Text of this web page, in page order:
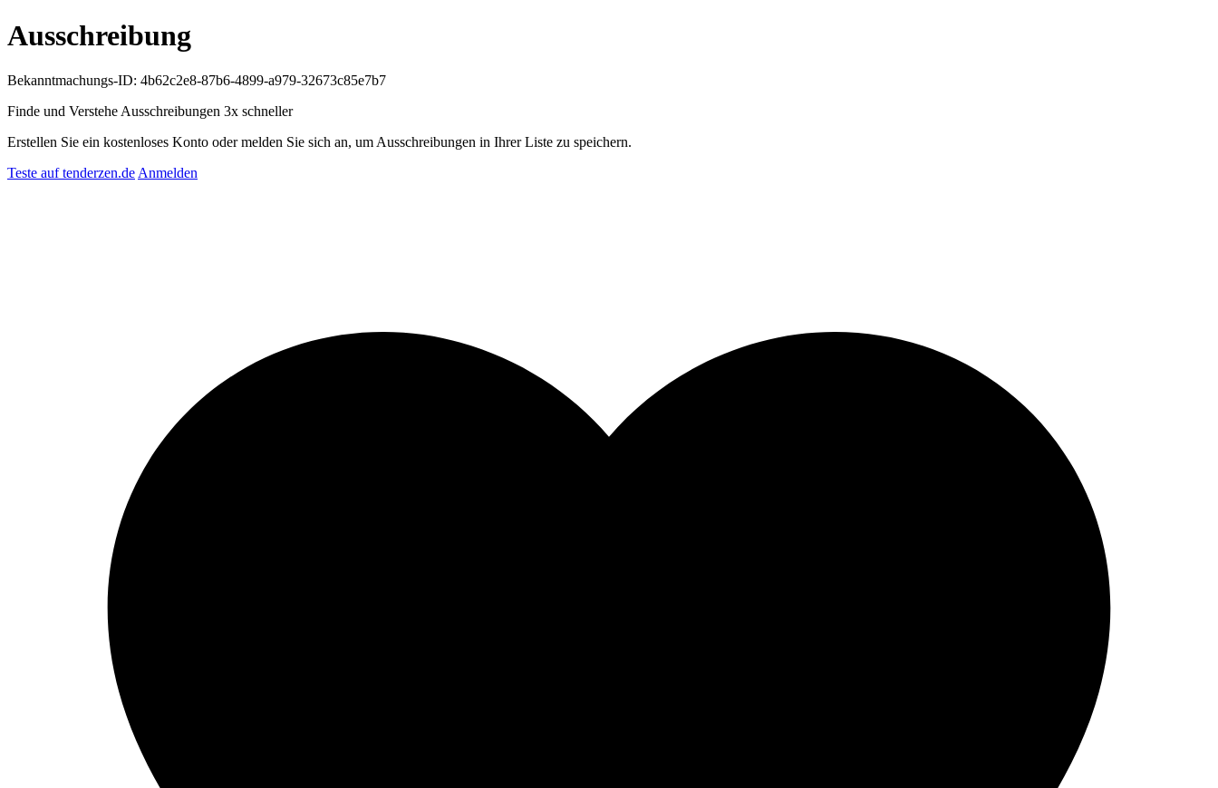
Ausschreibung
Bekanntmachungs-ID: 4b62c2e8-87b6-4899-a979-32673c85e7b7
Finde und Verstehe Ausschreibungen 3x schneller
Erstellen Sie ein kostenloses Konto oder melden Sie sich an, um Ausschreibungen in Ihrer Liste zu speichern.
Teste auf tenderzen.de Anmelden